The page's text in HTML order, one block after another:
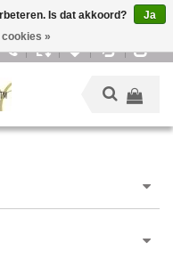
Is dat akkoord?
Ja
»